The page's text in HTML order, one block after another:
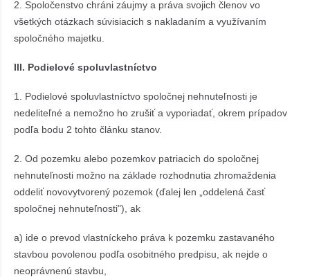
2. Spoločenstvo chráni záujmy a práva svojich členov vo
všetkých otázkach súvisiacich s nakladaním a využívaním
spoločného majetku.
III. Podielové spoluvlastníctvo
1. Podielové spoluvlastníctvo spoločnej nehnuteľnosti je
nedeliteľné a nemožno ho zrušiť a vyporiadať, okrem prípadov
podľa bodu 2 tohto článku stanov.
2. Od pozemku alebo pozemkov patriacich do spoločnej
nehnuteľnosti možno na základe rozhodnutia zhromaždenia
oddeliť novovytvorený pozemok (ďalej len „oddelená časť
spoločnej nehnuteľnosti"), ak
a) ide o prevod vlastníckeho práva k pozemku zastavaného
stavbou povolenou podľa osobitného predpisu, ak nejde o
neoprávnenú stavbu,